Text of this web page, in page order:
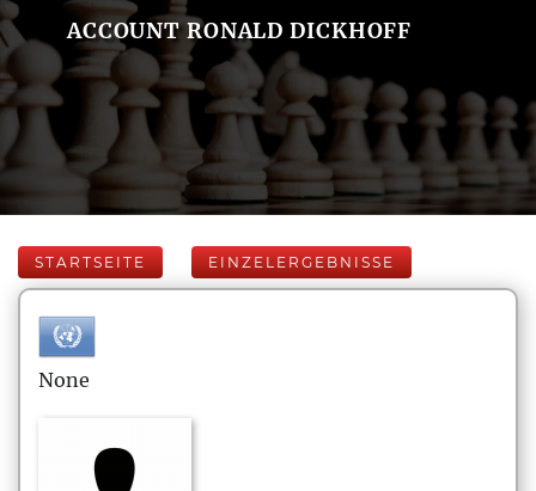
ACCOUNT RONALD DICKHOFF
STARTSEITE EINZELERGEBNISSE
None